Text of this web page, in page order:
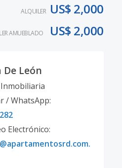
ALQUILER US$ 2,000
AMUEBLADO US$ 2,000
León
/ WhatsApp:
Electrónico: